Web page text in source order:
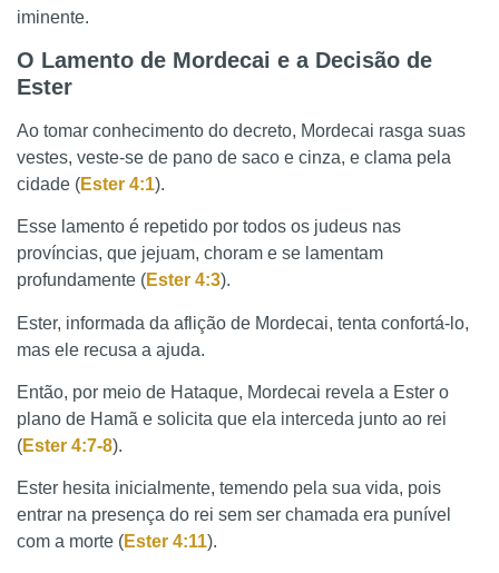
iminente.
O Lamento de Mordecai e a Decisão de
Ester
Ao tomar conhecimento do decreto, Mordecai rasga suas
vestes, veste-se de pano de saco e cinza, e clama pela
cidade (Ester 4:1).
Esse lamento é repetido por todos os judeus nas
províncias, que jejuam, choram e se lamentam
profundamente (Ester 4:3).
Ester, informada da aflição de Mordecai, tenta confortá-lo,
mas ele recusa a ajuda.
Então, por meio de Hataque, Mordecai revela a Ester o
plano de Hamã e solicita que ela interceda junto ao rei
(Ester 4:7-8).
Ester hesita inicialmente, temendo pela sua vida, pois
entrar na presença do rei sem ser chamada era punível
com a morte (Ester 4:11).